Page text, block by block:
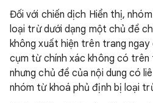
Đối với chiến dịch Hiển thị,
loại trừ dưới dạng một chủ đề
không xuất hiện trên trang
cụm từ chính xác không có
nhưng chủ đề của nội dung có
nhóm từ khoá phủ định bị loại